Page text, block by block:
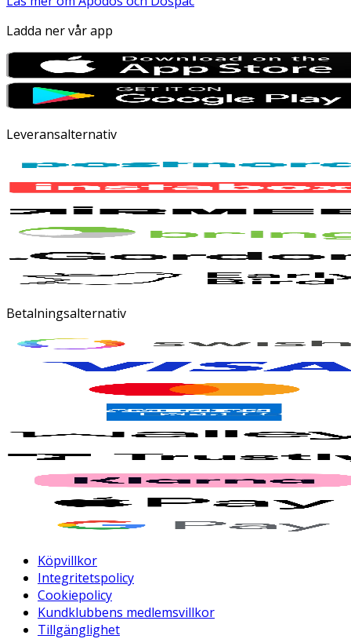
Ladda ner vår app
Leveransalternativ
Betalningsalternativ
Köpvillkor
Integritetspolicy
Cookiepolicy
Kundklubbens medlemsvillkor
Tillgänglighet